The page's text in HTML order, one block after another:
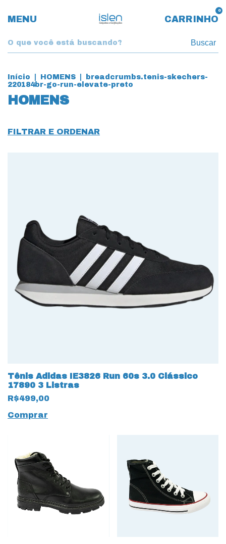
MENU CARRINHO
0
Buscar
Início HOMENS
breadcrumbs.tenis-skechers-
220184br-go-run-elevate-preto
HOMENS
FILTRAR E ORDENAR
Tênis Adidas IE3826 Run 60s 3.0 Clássico
17890 3 Listras
R$499,00
Comprar